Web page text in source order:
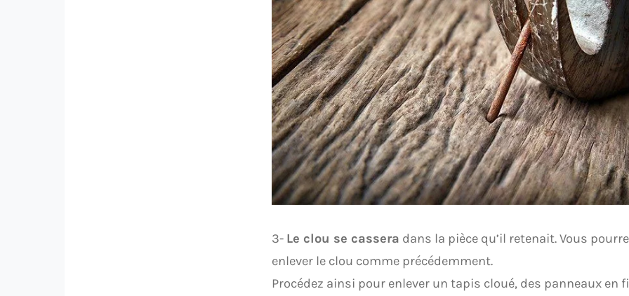
3- Le clou se cassera dans la pièce qu’il retenait. Vous
enlever le clou comme précédemment.
Procédez ainsi pour enlever un tapis cloué, des panneaux en